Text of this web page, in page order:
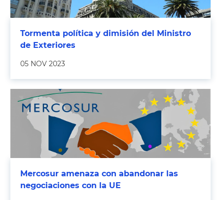
Tormenta política y dimisión del Ministro
de Exteriores
05 NOV 2023
Mercosur amenaza con abandonar las
negociaciones con la UE